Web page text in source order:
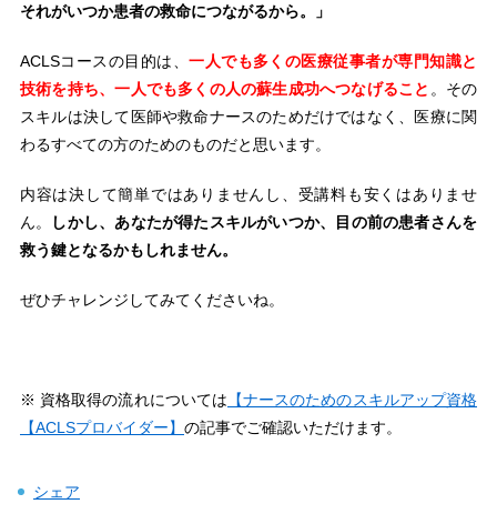
それがいつか患者の救命につながるから。」
ACLSコースの目的は、一人でも多くの医療従事者が専門知識と
技術を持ち、一人でも多くの人の蘇生成功へつなげること 。その
スキルは決して医師や救命ナースのためだけではなく、医療に関
わるすべての方のためのものだと思います。
内容は決して簡単ではありませんし、受講料も安くはありませ
ん。
しかし、あなたが得たスキルがいつか、目の前の患者さんを
救う鍵となるかもしれません。
ぜひチャレンジしてみてくださいね。
※ 資格取得の流れについては 【ナースのためのスキルアップ資格
【ACLSプロバイダー】 の記事でご確認いただけます。
シェア